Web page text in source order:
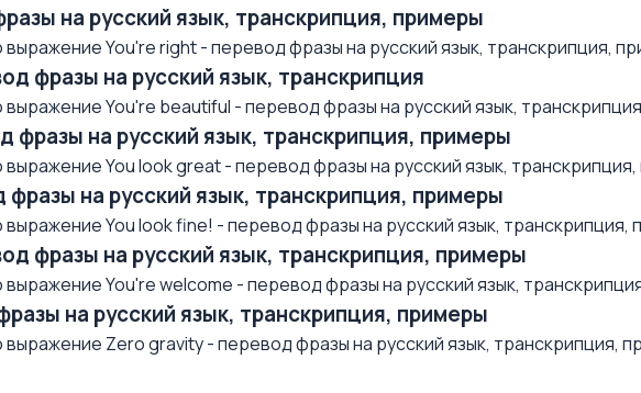
на русский язык, транскрипция, примеры
You're right - перевод фразы на русский язык, транскрипция,
фразы на русский язык, транскрипция
You're beautiful - перевод фразы на русский язык,
фразы на русский язык, транскрипция, примеры
You look great - перевод фразы на русский язык, транскрипция,
на русский язык, транскрипция, примеры
You look fine! - перевод фразы на русский язык, транскрипция,
фразы на русский язык, транскрипция, примеры
You're welcome - перевод фразы на русский язык,
на русский язык, транскрипция, примеры
Zero gravity - перевод фразы на русский язык, транскрипция,